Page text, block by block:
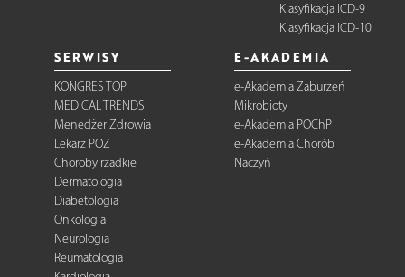
Klasyfikacja ICD-9
Klasyfikacja ICD-10
SERWISY
KONGRES TOP
MEDICAL TRENDS
Menedżer Zdrowia
Lekarz POZ
Choroby rzadkie
Dermatologia
Diabetologia
Onkologia
Neurologia
Reumatologia
E-AKADEMIA
e-Akademia Zaburzeń
Mikrobioty
e-Akademia POChP
e-Akademia Chorób
Naczyń